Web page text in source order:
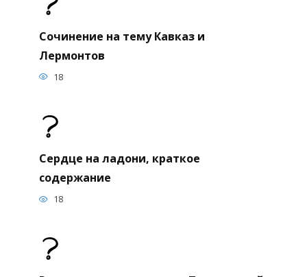
Сочинение на тему Кавказ и
Лермонтов
18
Сердце на ладони, краткое
содержание
18